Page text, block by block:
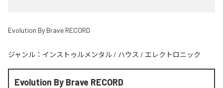
Evolution By Brave RECORD
ジャンル： インストゥルメンタル / ハウス / エレクトロニック
Evolution By Brave RECORD